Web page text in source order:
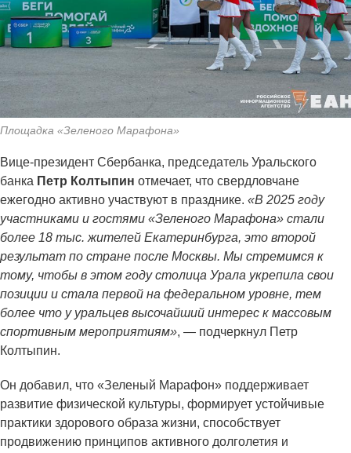
Площадка «Зеленого Марафона»
Вице-президент Сбербанка, председатель Уральского
банка Петр Колтыпин отмечает, что свердловчане
ежегодно активно участвуют в празднике. «В 2025 году
участниками и гостями «Зеленого Марафона» стали
более 18 тыс. жителей Екатеринбурга, это второй
результат по стране после Москвы. Мы стремимся к
тому, чтобы в этом году столица Урала укрепила свои
позиции и стала первой на федеральном уровне, тем
более что у уральцев высочайший интерес к массовым
спортивным мероприятиям», — подчеркнул Петр
Колтыпин.
Он добавил, что «Зеленый Марафон» поддерживает
развитие физической культуры, формирует устойчивые
практики здорового образа жизни, способствует
продвижению принципов активного долголетия и